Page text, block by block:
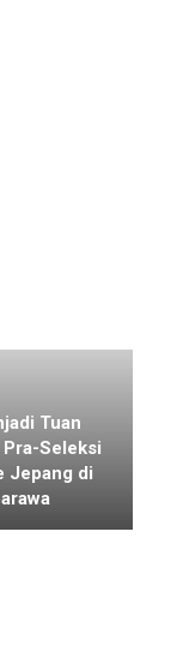
Tuan
Seleksi
Jepang di